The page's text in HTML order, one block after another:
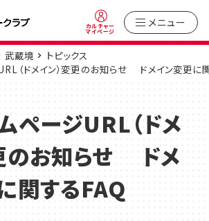
カルチャー
マイページ
メニュー
武蔵境
トピックス
（ドメイン）変更のお知らせ ドメイン変更に
ページURL（ドメ
のお知らせ ドメ
関するFAQ